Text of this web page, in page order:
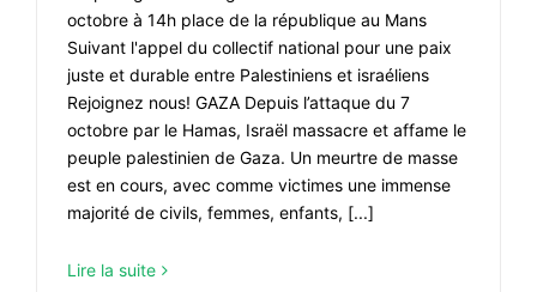
octobre à 14h place de la république au Mans
Suivant l'appel du collectif national pour une paix
juste et durable entre Palestiniens et israéliens
Rejoignez nous! GAZA Depuis l’attaque du 7
octobre par le Hamas, Israël massacre et affame le
peuple palestinien de Gaza. Un meurtre de masse
est en cours, avec comme victimes une immense
majorité de civils, femmes, enfants, [...]
Lire la suite